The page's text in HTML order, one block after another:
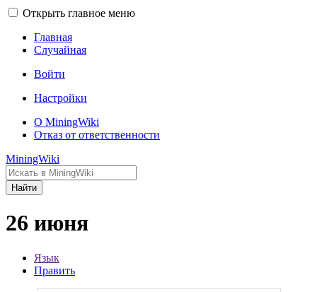
Открыть главное меню
Главная
Случайная
Войти
Настройки
О MiningWiki
Отказ от ответственности
MiningWiki
Найти
26 июня
Язык
Править